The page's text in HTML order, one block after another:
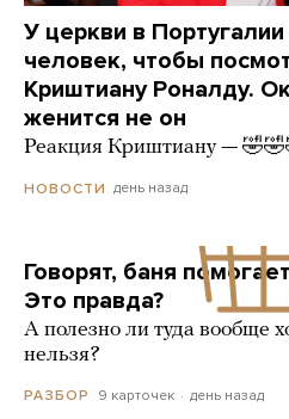
У церкви в
человек, чтобы
Криштиану Роналду.
женится не он
Реакция Криштиану —
НОВОСТИ день назад
Говорят, баня
Это правда?
А полезно ли туда вообще
нельзя?
РАЗБОР 9 карточек день назад